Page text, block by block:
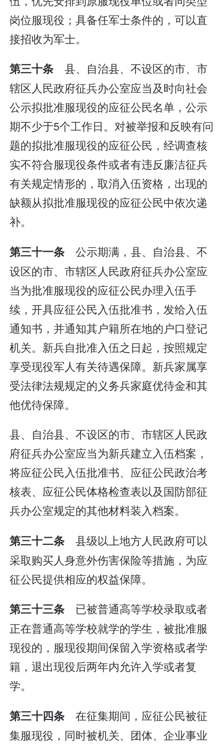
岗位服现役；具备任军士条件的，可以直
接招收为军士。
第三十条 县、自治县、不设区的市、市
辖区人民政府征兵办公室应当及时向社会
公示拟批准服现役的应征公民名单，公示
期不少于5个工作日。对被举报和反映有问
题的拟批准服现役的应征公民，经调查核
实不符合服现役条件或者有违反廉洁征兵
有关规定情形的，取消入伍资格，出现的
缺额从拟批准服现役的应征公民中依次递
补。
第三十一条 公示期满，县、自治县、不
设区的市、市辖区人民政府征兵办公室应
当为批准服现役的应征公民办理入伍手
续，开具应征公民入伍批准书，发给入伍
通知书，并通知其户籍所在地的户口登记
机关。新兵自批准入伍之日起，按照规定
享受现役军人有关待遇保障。新兵家属享
受法律法规规定的义务兵家庭优待金和其
他优待保障。
县、自治县、不设区的市、市辖区人民政
府征兵办公室应当为新兵建立入伍档案，
将应征公民入伍批准书、应征公民政治考
核表、应征公民体格检查表以及国防部征
兵办公室规定的其他材料装入档案。
第三十二条 县级以上地方人民政府可以
采取购买人身意外伤害保险等措施，为应
征公民提供相应的权益保障。
第三十三条 已被普通高等学校录取或者
正在普通高等学校就学的学生，被批准服
现役的，服现役期间保留入学资格或者学
籍，退出现役后两年内允许入学或者复
学。
第三十四条 在征集期间，应征公民被征
集服现役，同时被机关、团体、企业事业